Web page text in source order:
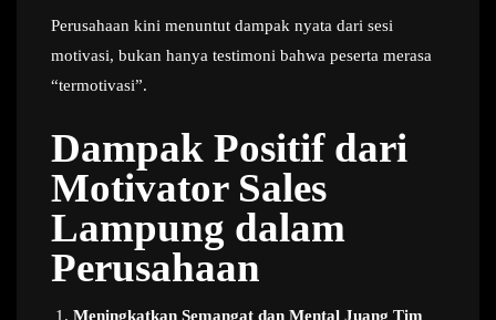
Perusahaan kini menuntut dampak nyata dari sesi
motivasi, bukan hanya testimoni bahwa peserta merasa
“termotivasi”.
Dampak Positif dari
Motivator Sales
Lampung dalam
Perusahaan
Meningkatkan Semangat dan Mental Juang Tim